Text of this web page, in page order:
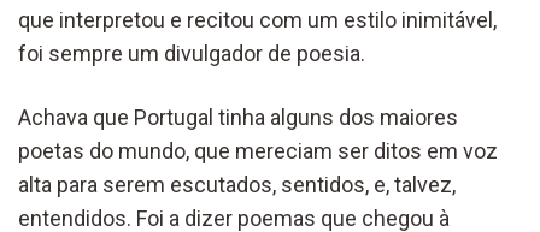
que interpretou e recitou com um estilo inimitável,
foi sempre um divulgador de poesia.
Achava que Portugal tinha alguns dos maiores
poetas do mundo, que mereciam ser ditos em voz
alta para serem escutados, sentidos, e, talvez,
entendidos. Foi a dizer poemas que chegou à